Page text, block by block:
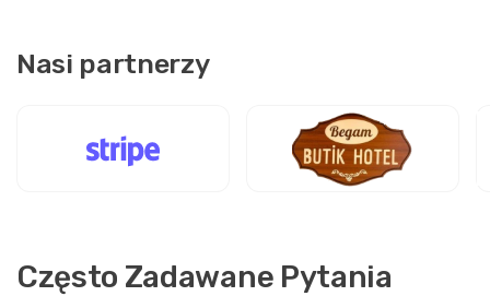
Nasi partnerzy
Często Zadawane Pytania